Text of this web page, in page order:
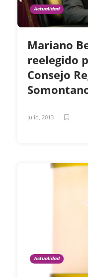
Actualidad
Mariano
reelegido
Consejo
Julio, 2013
Actualidad